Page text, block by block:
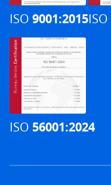
ISO 9001:2015ISO
ISO 56001:2024